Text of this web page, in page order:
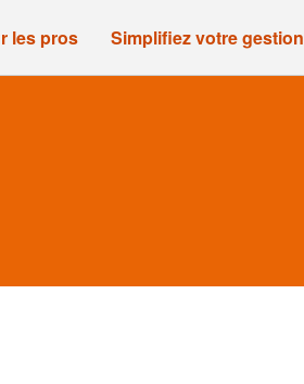
les pros Simplifiez votre gestion